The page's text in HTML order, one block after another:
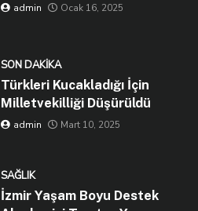
admin Ocak 16, 2025
SON DAKIKA
Türkleri Kucakladığı İçin
Milletvekilliği Düşürüldü
admin Mart 10, 2025
SAĞLIK
İzmir Yaşam Boyu Destek